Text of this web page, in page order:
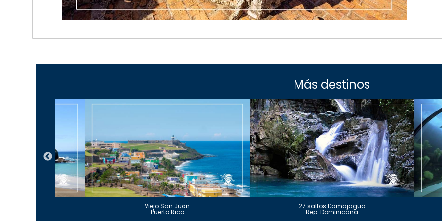
Más destinos
Viejo San Juan
Puerto Rico
27 saltos Damajagua
Rep. Dominicana